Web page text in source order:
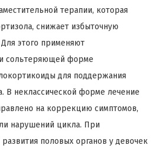
терапии, которая
снижает избыточную
этого применяют
сольтеряющей форме
для поддержания
В неклассической форме лечение
на коррекцию симптомов,
нарушений цикла. При
половых органов у девочек